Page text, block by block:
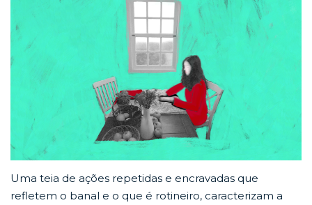
Uma teia de ações repetidas e encravadas que
refletem o banal e o que é rotineiro, caracterizam a